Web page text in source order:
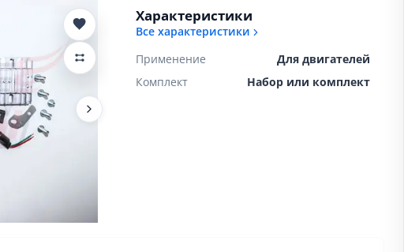
Характеристики
Все характеристики
Применение
Для двигателей
Комплект
Набор или комплект